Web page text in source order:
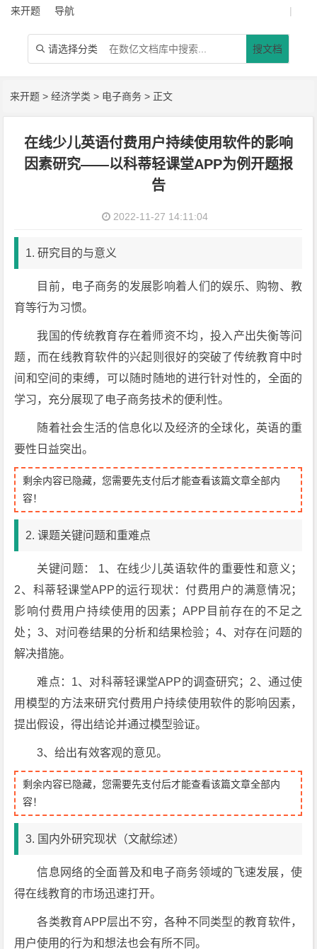
来开题 导航 |
 请选择分类 搜文档
来开题 >经济学类 > 电子商务 > 正文
在线少儿英语付费用户持续使用软件的影响
因素研究——以科蒂轻课堂APP为例开题报
告
2022-11-27 14:11:04
1. 研究目的与意义
目前，电子商务的发展影响着人们的娱乐、购物、教
育等行为习惯。
我国的传统教育存在着师资不均，投入产出失衡等问
题，而在线教育软件的兴起则很好的突破了传统教育中时
间和空间的束缚，可以随时随地的进行针对性的，全面的
学习，充分展现了电子商务技术的便利性。
随着社会生活的信息化以及经济的全球化，英语的重
要性日益突出。
剩余内容已隐藏，您需要先支付后才能查看该篇文章全部内
容！
2. 课题关键问题和重难点
关键问题： 1、在线少儿英语软件的重要性和意义；
2、科蒂轻课堂APP的运行现状：付费用户的满意情况；
影响付费用户持续使用的因素；APP目前存在的不足之
处；3、对问卷结果的分析和结果检验；4、对存在问题的
解决措施。
难点：1、对科蒂轻课堂APP的调查研究；2、通过使
用模型的方法来研究付费用户持续使用软件的影响因素，
提出假设，得出结论并通过模型验证。
3、给出有效客观的意见。
剩余内容已隐藏，您需要先支付后才能查看该篇文章全部内
容！
3. 国内外研究现状（文献综述）
信息网络的全面普及和电子商务领域的飞速发展，使
得在线教育的市场迅速打开。
各类教育APP层出不穷，各种不同类型的教育软件，
用户使用的行为和想法也会有所不同。